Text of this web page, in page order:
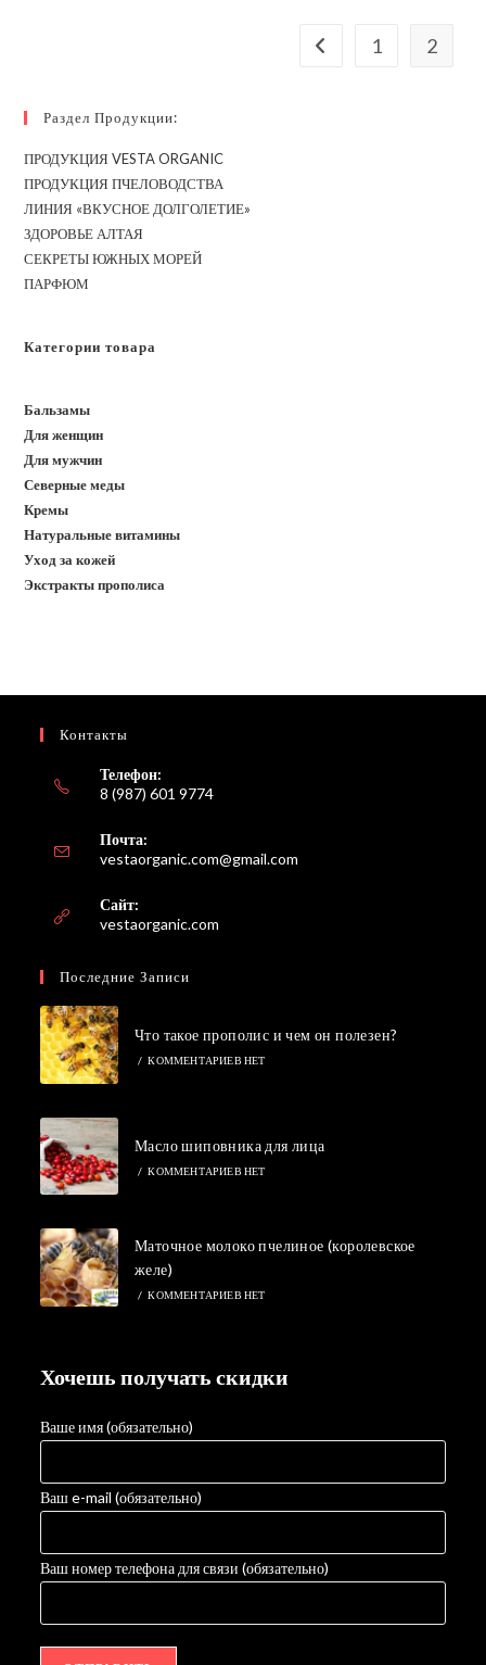
1 2
Раздел Продукции:
ПРОДУКЦИЯ VESTA ORGANIC
ПРОДУКЦИЯ ПЧЕЛОВОДСТВА
ЛИНИЯ «ВКУСНОЕ ДОЛГОЛЕТИЕ»
ЗДОРОВЬЕ АЛТАЯ
СЕКРЕТЫ ЮЖНЫХ МОРЕЙ
ПАРФЮМ
Категории товара
Бальзамы
Для женщин
Для мужчин
Северные меды
Кремы
Натуральные витамины
Уход за кожей
Экстракты прополиса
Контакты
Телефон:
8 (987) 601 9774
Почта:
vestaorganic.com@gmail.com
Сайт:
vestaorganic.com
Последние Записи
Что такое прополис и чем он полезен?
/ КОММЕНТАРИЕВ НЕТ
Масло шиповника для лица
/ КОММЕНТАРИЕВ НЕТ
Маточное молоко пчелиное (королевское
желе)
/ КОММЕНТАРИЕВ НЕТ
Хочешь получать скидки
Ваше имя (обязательно)
Ваш e-mail (обязательно)
Ваш номер телефона для связи (обязательно)